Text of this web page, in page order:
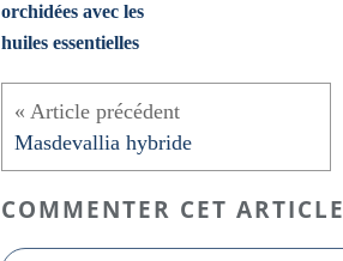
orchidées avec les
huiles essentielles
Masdevallia hybride
COMMENTER CET ARTICLE